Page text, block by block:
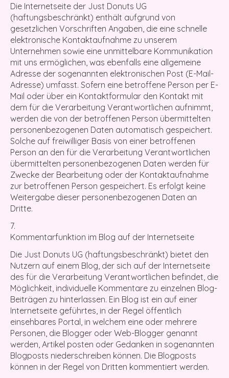
Die Internetseite der Just Donuts UG
(haftungsbeschränkt) enthält aufgrund von
gesetzlichen Vorschriften Angaben, die eine schnelle
elektronische Kontaktaufnahme zu unserem
Unternehmen sowie eine unmittelbare Kommunikation
mit uns ermöglichen, was ebenfalls eine allgemeine
Adresse der sogenannten elektronischen Post (E-Mail-
Adresse) umfasst. Sofern eine betroffene Person per E-
Mail oder über ein Kontaktformular den Kontakt mit
dem für die Verarbeitung Verantwortlichen aufnimmt,
werden die von der betroffenen Person übermittelten
personenbezogenen Daten automatisch gespeichert.
Solche auf freiwilliger Basis von einer betroffenen
Person an den für die Verarbeitung Verantwortlichen
übermittelten personenbezogenen Daten werden für
Zwecke der Bearbeitung oder der Kontaktaufnahme
zur betroffenen Person gespeichert. Es erfolgt keine
Weitergabe dieser personenbezogenen Daten an
Dritte.
Kommentarfunktion im Blog auf der Internetseite
Die Just Donuts UG (haftungsbeschränkt) bietet den
Nutzern auf einem Blog, der sich auf der Internetseite
des für die Verarbeitung Verantwortlichen befindet, die
Möglichkeit, individuelle Kommentare zu einzelnen Blog-
Beiträgen zu hinterlassen. Ein Blog ist ein auf einer
Internetseite geführtes, in der Regel öffentlich
einsehbares Portal, in welchem eine oder mehrere
Personen, die Blogger oder Web-Blogger genannt
werden, Artikel posten oder Gedanken in sogenannten
Blogposts niederschreiben können. Die Blogposts
können in der Regel von Dritten kommentiert werden.